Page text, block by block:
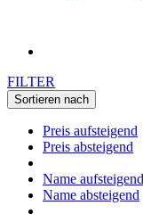
FILTER
Sortieren nach
Preis aufsteigend
Preis absteigend
Name aufsteigend
Name absteigend